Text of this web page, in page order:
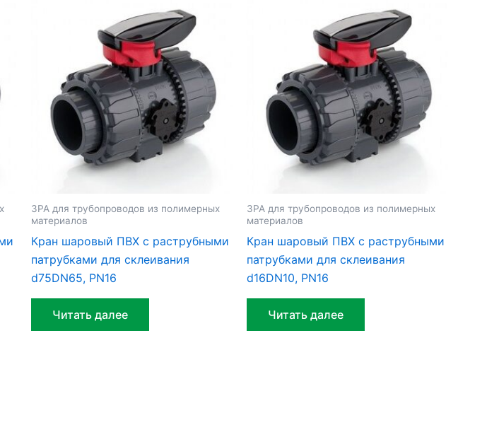
ЗРА для трубопроводов из полимерных
материалов
Кран шаровый ПВХ c раструбными
патрубками для склеивания
d75DN65, PN16
Читать далее
ЗРА для трубопроводов из полимерных
материалов
Кран шаровый ПВХ c раструбными
патрубками для склеивания
d16DN10, PN16
Читать далее